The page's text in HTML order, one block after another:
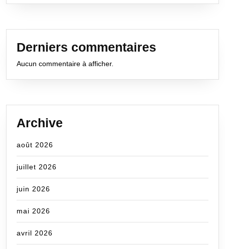
Derniers commentaires
Aucun commentaire à afficher.
Archive
août 2026
juillet 2026
juin 2026
mai 2026
avril 2026